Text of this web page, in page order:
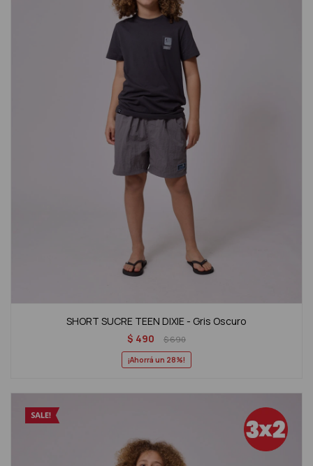
SHORT SUCRE TEEN DIXIE - Gris Oscuro
$ 490 $690
28